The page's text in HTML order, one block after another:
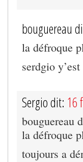
bouguereau
la défroque
serdgio
Sergio dit: 16
bouguereau
la défroque
toujours a